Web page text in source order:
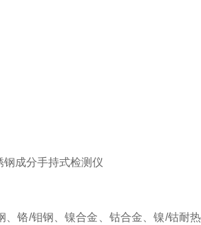
铬/钼钢、镍合金、钴合金、镍/钴耐